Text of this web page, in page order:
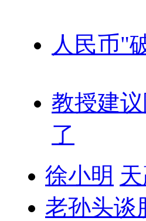
人民币"
教授建
了
徐小明
老孙头谈